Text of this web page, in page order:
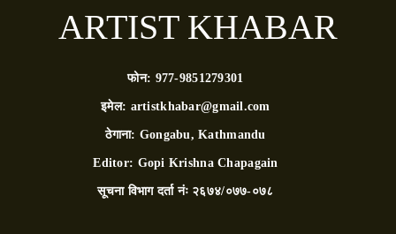
ARTIST KHABAR
फोन: 977-9851279301
इमेल: artistkhabar@gmail.com
ठेगाना: Gongabu, Kathmandu
Editor: Gopi Krishna Chapagain
सूचना विभाग दर्ता नंः २६७४/०७७-०७८